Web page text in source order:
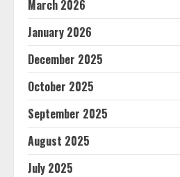
March 2026
January 2026
December 2025
October 2025
September 2025
August 2025
July 2025